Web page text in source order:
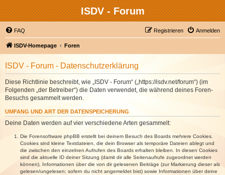
ISDV - Forum
FAQ Anmelden
Registrieren
ISDV-Homepage Foren
ISDV - Forum - Datenschutzerklärung
Diese Richtlinie beschreibt, wie „ISDV - Forum“ („https://isdv.net/forum“) (im
Folgenden „der Betreiber“) die Daten verwendet, die während deines Foren-
Besuchs gesammelt werden.
UMFANG UND ART DER DATENSPEICHERUNG
Deine Daten werden auf vier verschiedene Arten gesammelt:
Die Forensoftware phpBB erstellt bei deinem Besuch des Boards mehrere Cookies.
Cookies sind kleine Textdateien, die dein Browser als temporäre Dateien ablegt und
die zwischen den einzelnen Aufrufen des Boards erhalten bleiben. In diesen Cookies
sind die aktuelle ID deiner Sitzung (damit dir alle Seitenaufrufe zugeordnet werden
können), Informationen über die von dir gelesenen Beiträge (zur Markierung dieser als
gelesen/ungelesen; sofern du nicht angemeldet bist) sowie Informationen über deine